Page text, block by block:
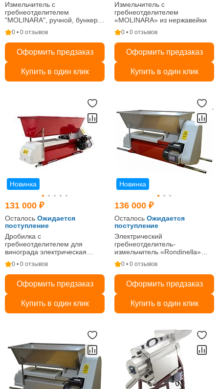
Измельчитель с
гребнеотделителем
"MOLINARA", ручной, бункер
из нержавеющей стали
0 • 0 отзывов
Оформить предзаказ
Купить в один клик
Измельчитель с
гребнеотделителем
«MOLINARA» из нержавейки
0 • 0 отзывов
Оформить предзаказ
Купить в один клик
Новинка
131 000 ₽
Осталось Ожидается
поступление
Дробилка с
гребнеотделителем для
винограда электрическая
"Rondinella" Крашеная
0 • 0 отзывов
Оформить предзаказ
Купить в один клик
Новинка
136 000 ₽
Осталось Ожидается
поступление
Электрический
гребнеотделитель-
измельчитель «Rondinella»
Бункер Нерж.
0 • 0 отзывов
Оформить предзаказ
Купить в один клик